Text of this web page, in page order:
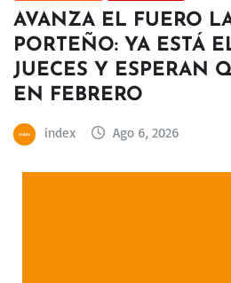
AVANZA EL FUERO
PORTEÑO: YA ESTÁ
JUECES Y ESPERAN
EN FEBRERO
index Ago 6, 2026